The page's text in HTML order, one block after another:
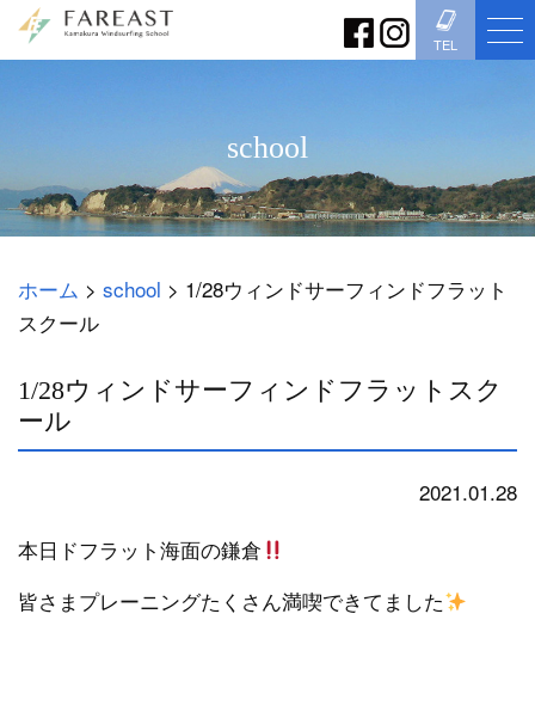
TEL
school
ホーム > school > 1/28ウィンドサーフィンドフラット
スクール
1/28ウィンドサーフィンドフラットスク
ール
2021.01.28
本日ドフラット海面の鎌倉
皆さまプレーニングたくさん満喫できてました